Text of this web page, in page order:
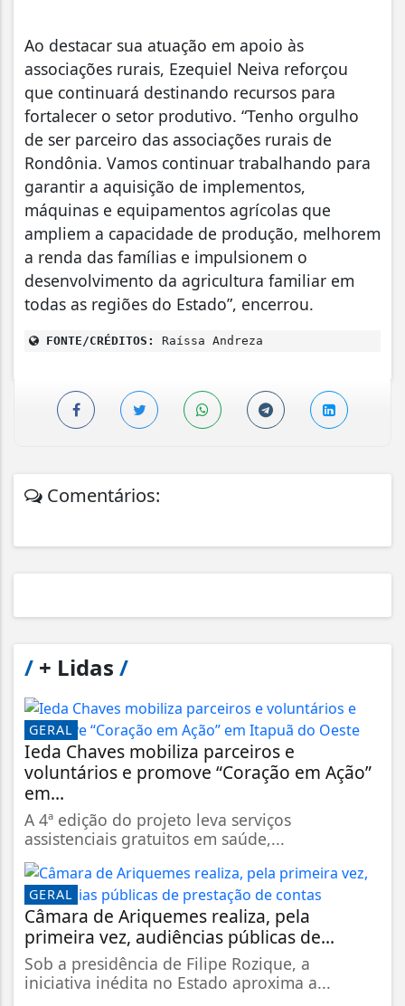
Ao destacar sua atuação em apoio às
associações rurais, Ezequiel Neiva reforçou
que continuará destinando recursos para
fortalecer o setor produtivo. “Tenho orgulho
de ser parceiro das associações rurais de
Rondônia. Vamos continuar trabalhando para
garantir a aquisição de implementos,
máquinas e equipamentos agrícolas que
ampliem a capacidade de produção, melhorem
a renda das famílias e impulsionem o
desenvolvimento da agricultura familiar em
todas as regiões do Estado”, encerrou.
FONTE/CRÉDITOS: Raíssa Andreza
Comentários:
/ + Lidas /
GERAL
Ieda Chaves mobiliza parceiros e
voluntários e promove “Coração em Ação”
em...
A 4ª edição do projeto leva serviços
assistenciais gratuitos em saúde,...
GERAL
Câmara de Ariquemes realiza, pela
primeira vez, audiências públicas de...
Sob a presidência de Filipe Rozique, a
iniciativa inédita no Estado aproxima a...